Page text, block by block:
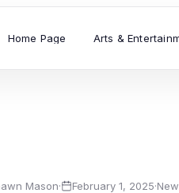
Home Page Arts &
Mason· February 1, 2025·